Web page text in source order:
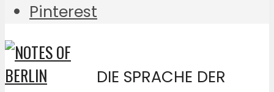
Pinterest
DIE SPRACHE DER